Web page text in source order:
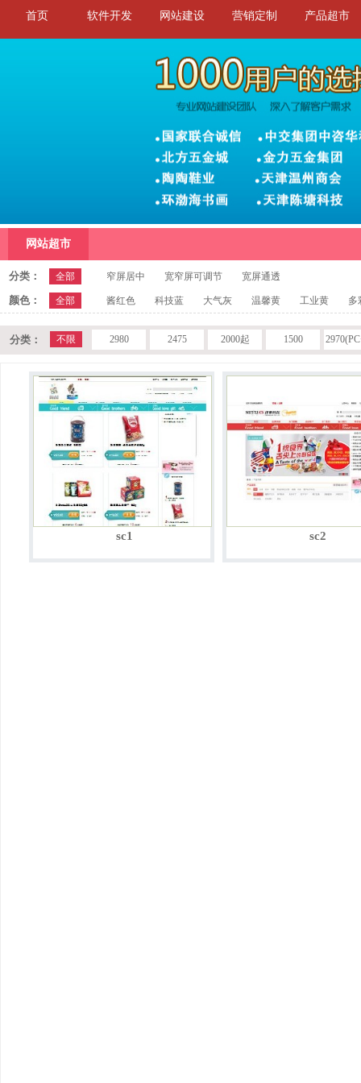
首页 软件开发 网站建设 营销定制 产品超市
网站超市
分类： 全部 窄屏居中 宽窄屏可调节 宽屏通透
颜色： 全部 酱红色 科技蓝 大气灰 温馨黄 工业黄 多
分类： 不限 2980 2475 2000起 1500
sc1 sc2